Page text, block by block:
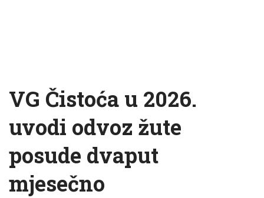
VG Čistoća u 2026.
uvodi odvoz žute
posude dvaput
mjesečno